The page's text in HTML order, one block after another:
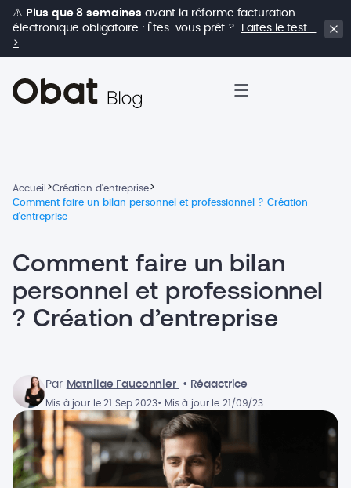
⚠️ Plus que 8 semaines avant la réforme facturation
électronique obligatoire : Êtes-vous prêt ?
Faites le test -
>
Accueil >Création d'entreprise>
Comment faire un bilan personnel et professionnel ? Création
d’entreprise
Comment faire un bilan
personnel et professionnel
? Création d’entreprise
Par Mathilde Fauconnier • Rédactrice
Mis à jour le 21 Sep 2023• Mis à jour le 21/09/23